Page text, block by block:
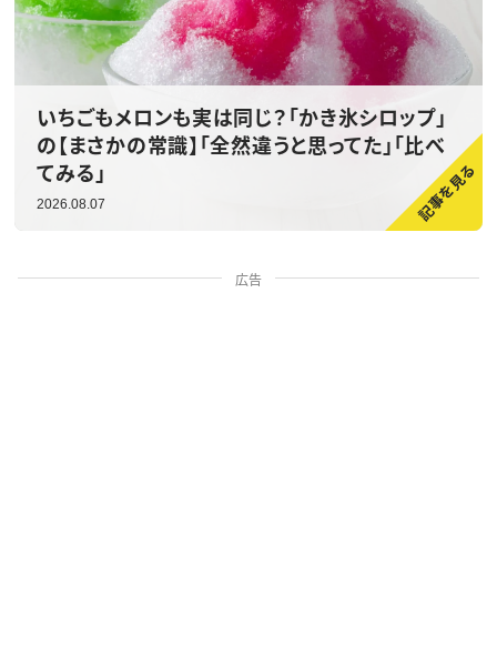
いちごもメロンも実は同じ？「かき氷シロップ」
の【まさかの常識】「全然違うと思ってた」「比べ
てみる」
2026.08.07
広告